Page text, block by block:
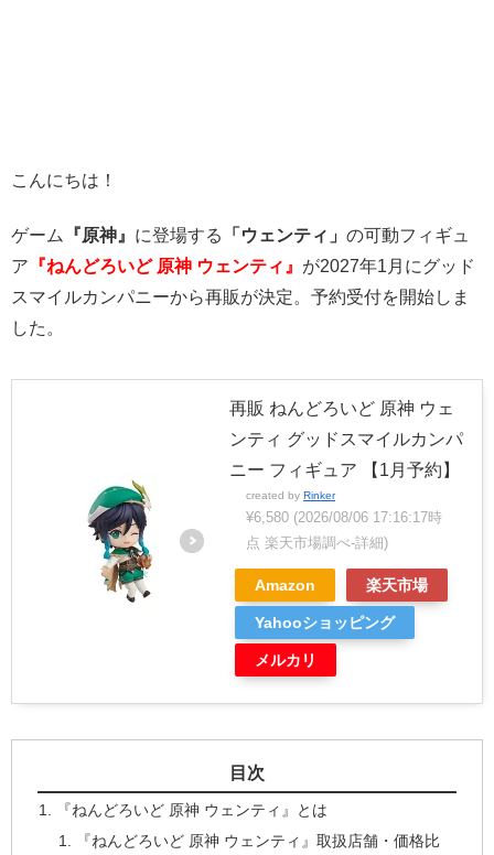
こんにちは！
ゲーム 『原神』 に登場する 「ウェンティ」 の可動フィギュ
ア 『ねんどろいど 原神 ウェンティ』 が2027年1月にグッド
スマイルカンパニーから再販が決定。予約受付を開始しま
した。
再販 ねんどろいど 原神 ウェ
ンティ グッドスマイルカンパ
ニー フィギュア 【1月予約】
created by Rinker
¥6,580 (2026/08/06 17:16:17時
点 楽天市場調べ-詳細)
Amazon 楽天市場
Yahooショッピング
メルカリ
目次
『ねんどろいど 原神 ウェンティ』とは
『ねんどろいど 原神 ウェンティ』取扱店舗・価格比